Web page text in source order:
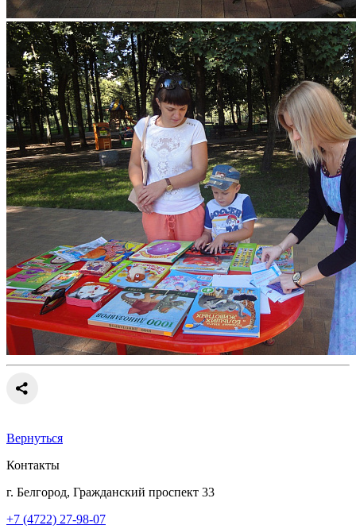
Вернуться
Контакты
г. Белгород, Гражданский проспект 33
+7 (4722) 27-98-07